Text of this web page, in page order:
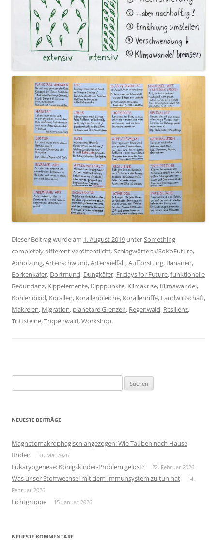
Dieser Beitrag wurde am 1. August 2019 unterSomething
completely differentveröffentlicht. Schlagwörter:#SoKoFuture,
Abholzung,Artenschwund,Artenvielfalt,Aufforstung, Bananen,
Borkenkäfer, Dortmund, Dungkäfer, Fridays for Future,funktionelle
Redundanz, Kippelemente, Kipppunkte, Klimakrise, Klimawandel,
Kohlendixid, Korallen, Korallenbleiche, Korallenriffe, Landwirtschaft,
Makrelen, Migration, planetare Grenzen, Regenwald, Resilienz,
Trittsteine,Tropenwald,Workshop.
nach:
NEUESTE BEITRÄGE
Magnetomakrophagisch angezogen: Wie Tauben nach Hause
finden
31. Mai 2026
Eukaryogenese: Königskinder-Problem gelöst? 22. Februar 2026
Was unser Stoffwechsel mit dem Immunsystem zu tun hat
14.
Februar 2026
Lichtgruppe 15. Januar 2026
NEUESTE KOMMENTARE